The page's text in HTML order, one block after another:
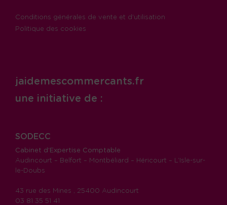
Conditions générales de vente et d'utilisation
Politique des cookies
jaidemescommercants.fr
une initiative de :
SODECC
Cabinet d’Expertise Comptable
Audincourt – Belfort – Montbéliard – Héricourt – L’Isle-sur-
le-Doubs
43 rue des Mines , 25400 Audincourt
03 81 35 51 41